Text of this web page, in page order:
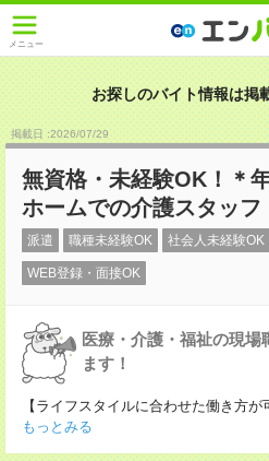
メニュー
お探しのバイト情報は掲
掲載日 :2026/07/29
無資格・未経験OK！＊
ホームでの介護スタッフ
派遣 職種未経験OK 社会人未経験OK
WEB登録・面接OK
医療・介護・福祉の現場
ます！
【ライフスタイルに合わせた働き方
もっとみる